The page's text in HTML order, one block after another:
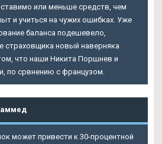
или меньше средств, чем
и учиться на чужих ошибках. Уже
баланса подешевело,
страховщика новый наверняка
что наши Никита Поршнев и
по срвнению с французом.
может привести к 30-процентной